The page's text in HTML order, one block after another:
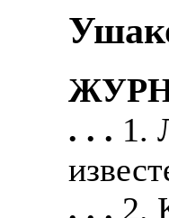
. . . 1.
. . . 2.